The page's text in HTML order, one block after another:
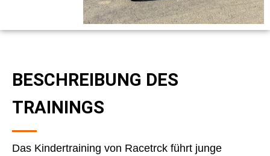
BESCHREIBUNG DES
TRAININGS
Das Kindertraining von Racetrck führt junge